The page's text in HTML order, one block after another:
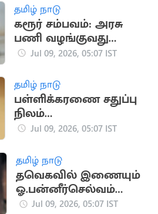
தமிழ் நாடு
கரூர் சம்பவம்: அரசு
பணி வழங்குவது
தவறல்ல - துரை
Jul 09, 2026, 05:07 IST
தமிழ் நாடு
பள்ளிக்கரணை சதுப்பு
நிலம்
சூறையாடப்படுவதை
அன்புமணி
Jul 09, 2026, 05:07 IST
தமிழ் நாடு
தவெகவில் இணையும்
ஓ.பன்னீர்செல்வம்
மகன் ரவீந்திரநாத்?
Jul 09, 2026, 05:07 IST